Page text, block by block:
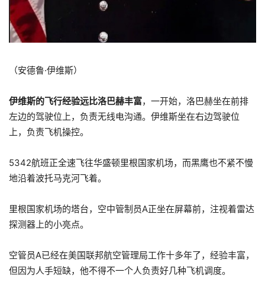
（安德鲁·伊维斯）
伊维斯的飞行经验远比洛巴赫丰富，一开始，洛巴赫坐在前排
左边的驾驶位上，负责无线电沟通。伊维斯坐在右边驾驶位
上，负责飞机操控。
5342航班正全速飞往华盛顿里根国家机场，而黑鹰也不紧不慢
地沿着波托马克河飞着。
里根国家机场的塔台，空中管制员A正坐在屏幕前，注视着雷达
探测器上的小亮点。
空管员A已经在美国联邦航空管理局工作十多年了，经验丰富，
但因为人手短缺，他不得不一个人负责好几种飞机调度。